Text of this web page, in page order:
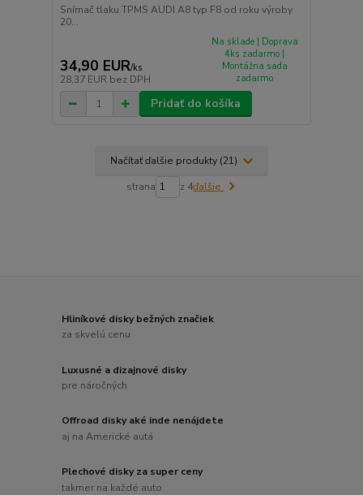
Snímač tlaku TPMS AUDI A8 typ F8 od roku výroby
20...
34,90 EUR/ks
28,37 EUR bez DPH
Na sklade | Doprava
4ks zadarmo |
Montážna sada
zadarmo
Pridať do košíka
Načítať ďalšie produkty (21)
strana z 4ďalšie
Hliníkové disky bežných značiek
za skvelú cenu
Luxusné a dizajnové disky
pre náročných
Offroad disky aké inde nenájdete
aj na Americké autá
Plechové disky za super ceny
takmer na každé auto